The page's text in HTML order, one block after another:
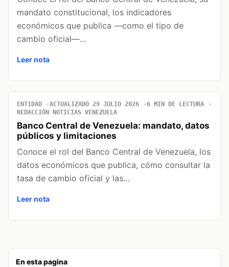
En esta pagina
mandato constitucional, los indicadores
económicos que publica —como el tipo de
cambio oficial—…
Leer nota
ENTIDAD ACTUALIZADO 29 JULIO 2026
6 MIN DE LECTURA
REDACCIÓN NOTICIAS VENEZUELA
Banco Central de Venezuela: mandato, datos
públicos y limitaciones
Conoce el rol del Banco Central de Venezuela, los
datos económicos que publica, cómo consultar la
tasa de cambio oficial y las…
Leer nota